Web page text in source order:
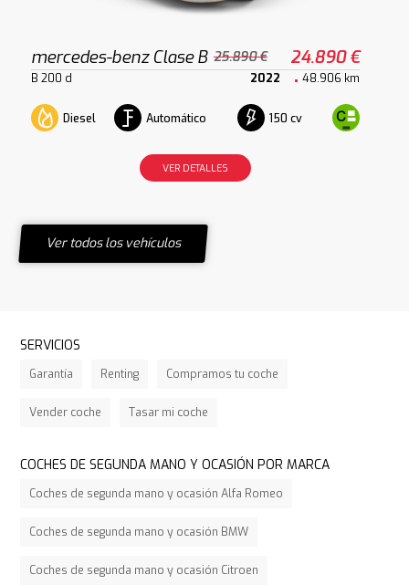
mercedes-benz Clase B 25.890 € 24.890 €
B 200 d 2022 48.906 km
Diesel Automático 150 cv
VER DETALLES
Ver todos los vehículos
SERVICIOS
Garantía Renting Compramos tu coche
Vender coche Tasar mi coche
COCHES DE SEGUNDA MANO Y OCASIÓN POR MARCA
Coches de segunda mano y ocasión Alfa Romeo
Coches de segunda mano y ocasión BMW
Coches de segunda mano y ocasión Citroen